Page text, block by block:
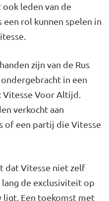
leden van de
rol kunnen spelen in
zijn van de Rus
in een
Voor Altijd.
verkocht aan
of een partij die Vitesse
dat Vitesse niet zelf
de exclusiviteit op
ligt. Een toekomst met